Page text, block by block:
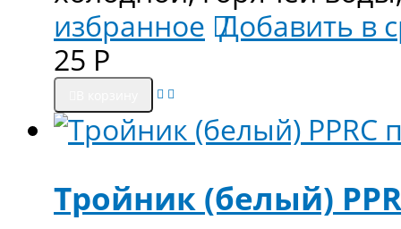
избранное Добавить в
25 Р
Тройник (белый)